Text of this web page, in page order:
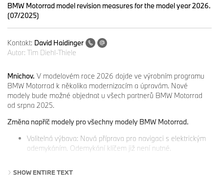
BMW Motorrad model revision measures for the model year 2026.
(07/2025)
Kontakt: David Haidinger
Autor: Tim Diehl-Thiele
Mnichov. V modelovém roce 2026 dojde ve výrobním programu
BMW Motorrad k několika modernizacím a úpravám. Nové
modely bude možné objednat u všech partnerů BMW Motorrad
od srpna 2025.
Změna napříč modely pro všechny modely BMW Motorrad.
Volitelná výbava: Nová příprava pro navigaci s elektrickým
odemykáním. Odemykání klíčem již není nutné.
SHOW ENTIRE TEXT